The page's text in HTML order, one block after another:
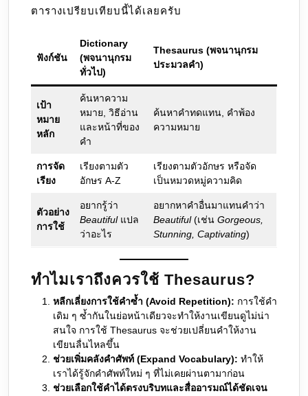
ตารางเปรียบเทียบนี้ได้เลยครับ
ฟังก์ชัน
Dictionary
(พจนานุกรม
ทั่วไป)
Thesaurus (พจนานุกรม
ประมวลคำ)
เป้า
หมาย
หลัก
ค้นหาความ
หมาย, วิธีอ่าน
และหน้าที่ของ
คำ
ค้นหาคำทดแทน, คำพ้อง
ความหมาย
การจัด
เรียง
เรียงตามตัว
อักษร A-Z
เรียงตามตัวอักษร หรือจัด
เป็นหมวดหมู่ความคิด
ตัวอย่าง
การใช้
อยากรู้ว่า
Beautifulแปล
ว่าอะไร
อยากหาคำอื่นมาแทนคำว่า
Beautiful(เช่น Gorgeous,
Stunning, Captivating)
ทำไมเราถึงควรใช้ Thesaurus?
หลีกเลี่ยงการใช้คำซ้ำ (Avoid Repetition): การใช้คำ
เดิม ๆ ซ้ำกันในย่อหน้าเดียวจะทำให้งานเขียนดูไม่น่า
สนใจ การใช้ Thesaurus จะช่วยเปลี่ยนคำให้งาน
เขียนลื่นไหลขึ้น
ช่วยเพิ่มคลังคำศัพท์ (Expand Vocabulary): ทำให้
เราได้รู้จักคำศัพท์ใหม่ ๆ ที่ไม่เคยผ่านตามาก่อน
ช่วยเลือกใช้คำได้ตรงบริบทและสื่ออารมณ์ได้ชัดเจน